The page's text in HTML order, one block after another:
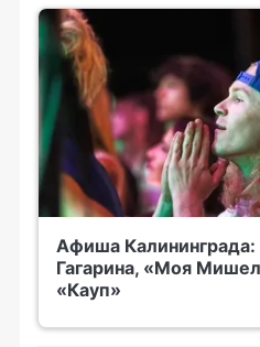
Афиша
Гагарина, «Моя
«Кауп»